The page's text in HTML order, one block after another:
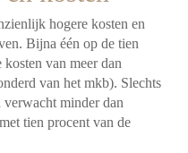
hogere kosten en
Bijna één op de tien
van meer dan
van het mkb). Slechts
minder dan
tien procent van de